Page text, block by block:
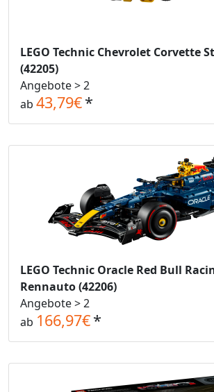
LEGO Technic Chevrolet Corvette
(42205)
Angebote > 2
ab 43,79€*
LEGO Technic Oracle Red Bull
Rennauto (42206)
Angebote > 2
ab 166,97€*